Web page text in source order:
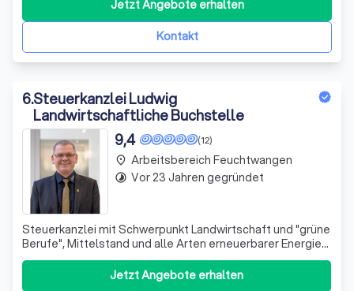
Kontakt
Jetzt Angebote erhalten
6.Steuerkanzlei Ludwig
Landwirtschaftliche Buchstelle
(12)
9,4
Steuerkanzlei mit Schwerpunkt Landwirtschaft und "grüne
Berufe", Mittelstand und alle Arten erneuerbarer Energien,
sowie alle Spezialfragen zur Strukturierung und
Diversifizierung von Unternehmen.
Jetzt Angebote erhalten
place Arbeitsbereich Feuchtwangen
timelapse Vor 23 Jahren gegründet